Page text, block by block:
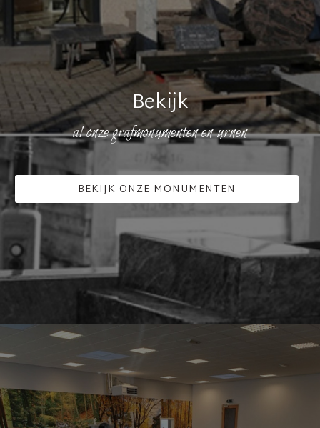
Bekijk
al onze grafmonumenten en urnen
BEKIJK ONZE MONUMENTEN